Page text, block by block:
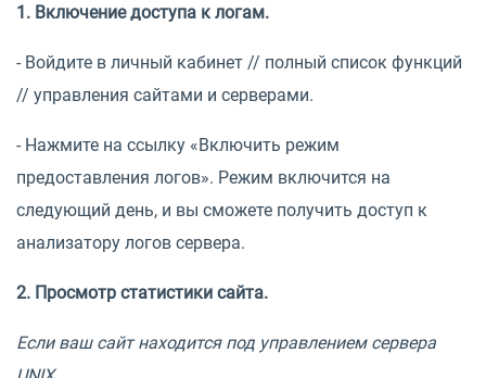
1. Включение доступа к логам.
- Войдите в личный кабинет // полный список функций
// управления сайтами и серверами.
- Нажмите на ссылку «Включить режим
предоставления логов». Режим включится на
следующий день, и вы сможете получить доступ к
анализатору логов сервера.
2. Просмотр статистики сайта.
Если ваш сайт находится под управлением сервера